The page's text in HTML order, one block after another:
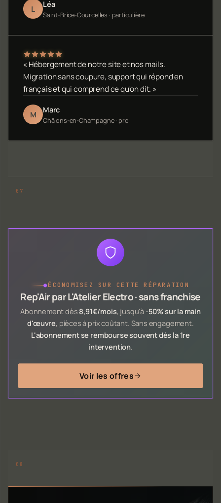
L Léa
Saint-Brice-Courcelles · particulière
« Hébergement de notre site et nos mails.
Migration sans coupure, support qui répond en
français et qui comprend ce qu'on dit. »
M Marc
Châlons-en-Champagne · pro
●ÉCONOMISEZ SUR CETTE RÉPARATION
Rep'Air par L'Atelier Electro · sans franchise
Abonnement dès 8,91€/mois, jusqu'à -50% sur la main
d'œuvre, pièces à prix coûtant. Sans engagement.
L'abonnement se rembourse souvent dès la 1re
intervention.
Voir les offres